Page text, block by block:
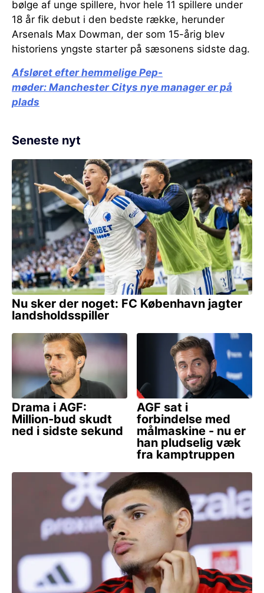
bølge af unge spillere, hvor hele 11 spillere under
18 år fik debut i den bedste række, herunder
Arsenals Max Dowman, der som 15-årig blev
historiens yngste starter på sæsonens sidste dag.
Afsløret efter hemmelige Pep-
møder: Manchester Citys nye manager er på
plads
Seneste nyt